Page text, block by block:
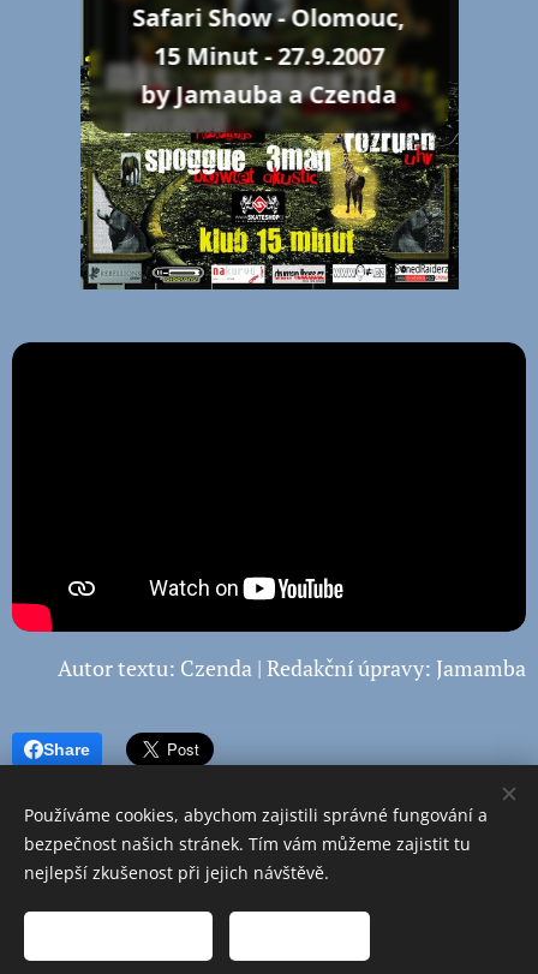
Safari Show - Olomouc,
15 Minut - 27.9.2007
by Jamauba a Czenda
Autor textu: Czenda | Redakční úpravy: Jamamba
Share
Obrázky poskytlPexels
Používáme cookies, abychom zajistili správné fungování a
bezpečnost našich stránek. Tím vám můžeme zajistit tu
nejlepší zkušenost při jejich návštěvě.